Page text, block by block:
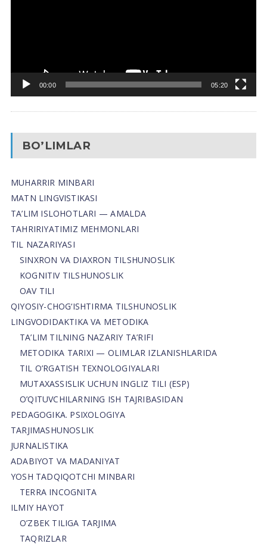
00:00 05:20
BO’LIMLAR
MUHARRIR MINBARI
MATN LINGVISTIKASI
TA’LIM ISLOHOTLARI — AMALDA
TAHRIRIYATIMIZ MEHMONLARI
TIL NAZARIYASI
SINXRON VA DIAXRON TILSHUNOSLIK
KOGNITIV TILSHUNOSLIK
OAV TILI
QIYOSIY-CHOG‘ISHTIRMA TILSHUNOSLIK
LINGVODIDAKTIKA VA METODIKA
TA’LIM TILNING NAZARIY TA’RIFI
METODIKA TARIXI — OLIMLAR IZLANISHLARIDA
TIL O’RGATISH TEXNOLOGIYALARI
MUTAXASSISLIK UCHUN INGLIZ TILI (ESP)
O’QITUVCHILARNING ISH TAJRIBASIDAN
PEDAGOGIKA. PSIXOLOGIYA
TARJIMASHUNOSLIK
JURNALISTIKA
ADABIYOT VA MADANIYAT
YOSH TADQIQOTCHI MINBARI
TERRA INCOGNITA
ILMIY HAYOT
O’ZBEK TILIGA TARJIMA
TAQRIZLAR